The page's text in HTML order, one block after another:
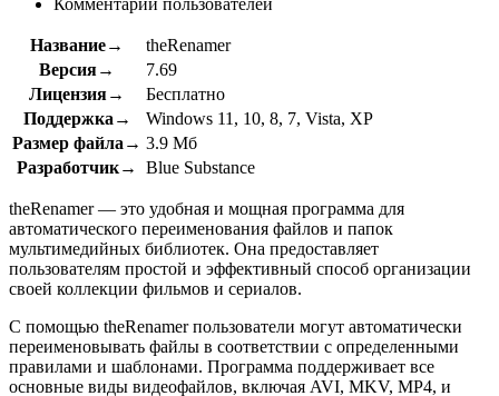
Название→
theRenamer
Версия→
7.69
Лицензия→
Бесплатно
Поддержка→
Windows 11, 10, 8, 7, Vista, XP
Размер файла→ 3.9 Мб
Разработчик→
Blue Substance
theRenamer — это удобная и мощная программа для
автоматического переименования файлов и папок
мультимедийных библиотек. Она предоставляет
пользователям простой и эффективный способ организации
своей коллекции фильмов и сериалов.
С помощью theRenamer пользователи могут автоматически
переименовывать файлы в соответствии с определенными
правилами и шаблонами. Программа поддерживает все
основные виды видеофайлов, включая AVI, MKV, MP4, и